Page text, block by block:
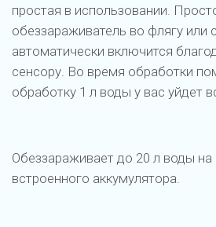
простая в использовании.
обеззараживатель во флягу или
автоматически включится
сенсору. Во время обработки
обработку 1 л воды у вас уйдет
Обеззараживает до 20 л воды
встроенного аккумулятора.